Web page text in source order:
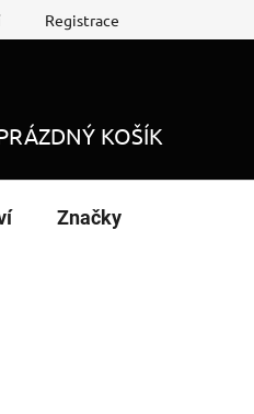
Registrace
KOŠÍK
Značky